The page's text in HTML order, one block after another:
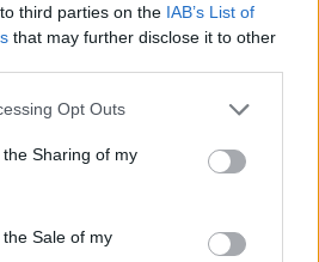
third parties on the IAB’s List of
that may further disclose it to other
Opt Outs
Sharing of my
Sale of my
του «νόστιμου» -
δεν είναι τυχαίο και κανείς
«συστατικά»…